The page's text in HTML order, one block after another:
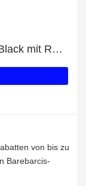
Verifiziertes Angebot – Zoom - All Black mit Rabatten von bis zu 18%
von bis zu
Barebarcis-